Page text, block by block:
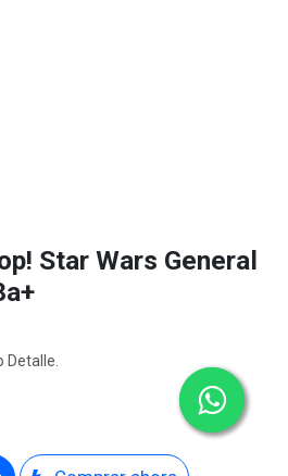
Star Wars General
Detalle.